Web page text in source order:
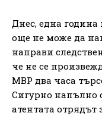
Днес, една година
още не може да
направи
че не се
МВР два часа
Сигурно напълно
атентата отрядът